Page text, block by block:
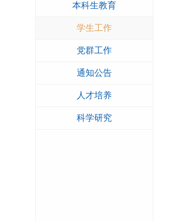
本科生教育
学生工作
党群工作
通知公告
人才培养
科学研究